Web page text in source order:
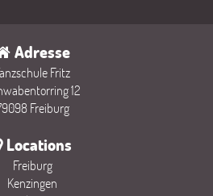
Adresse
Fritz
12
Freiburg
Locations
Freiburg
Kenzingen